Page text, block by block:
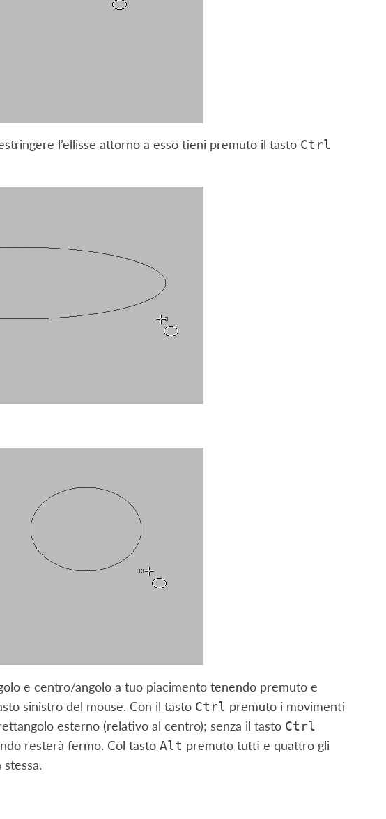
l’ellisse attorno a esso tieni premuto il tasto Ctrl
e centro/angolo a tuo piacimento tenendo premuto e
sinistro del mouse. Con il tasto Ctrl premuto i movimenti
esterno (relativo al centro); senza il tasto Ctrl
resterà fermo. Col tasto Alt premuto tutti e quattro gli